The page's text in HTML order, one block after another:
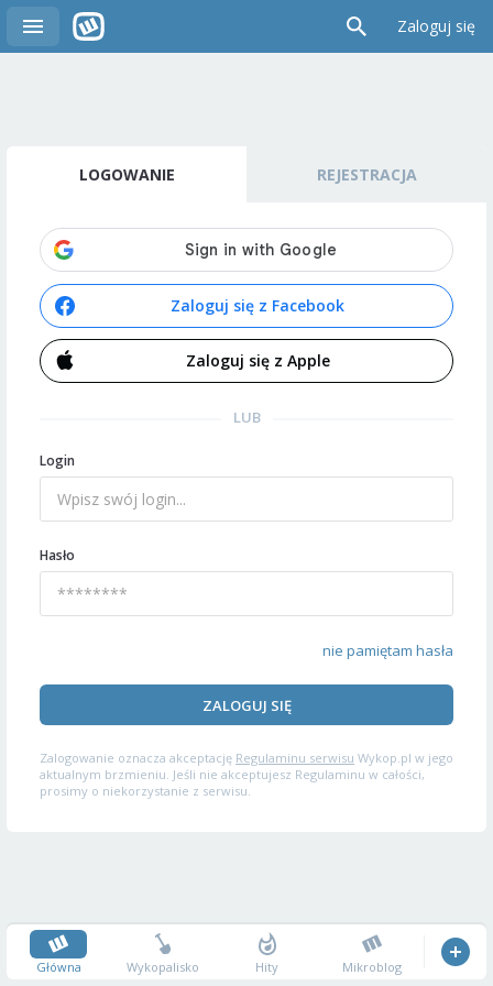
Zaloguj się
LOGOWANIE REJESTRACJA
Zaloguj się z Facebook
Zaloguj się z Apple
LUB
Login
Hasło
nie pamiętam hasła
ZALOGUJ SIĘ
Zalogowanie oznacza akceptację Regulaminu serwisu Wykop.pl w jego
aktualnym brzmieniu. Jeśli nie akceptujesz Regulaminu w całości,
prosimy o niekorzystanie z serwisu.
Główna Wykopalisko Hity Mikroblog